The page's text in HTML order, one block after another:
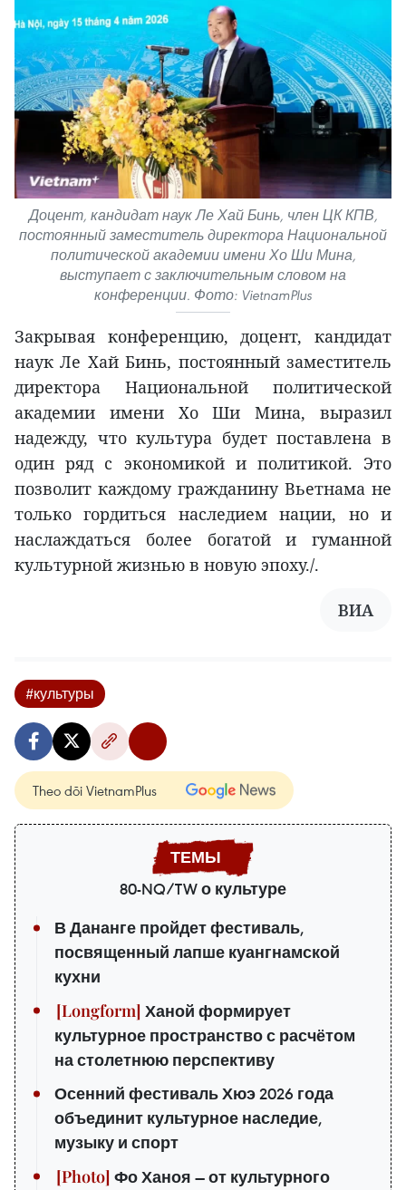
Доцент, кандидат наук Ле Хай Бинь, член ЦК КПВ,
постоянный заместитель директора Национальной
политической академии имени Хо Ши Мина,
выступает с заключительным словом на
конференции. Фото: VietnamPlus
Закрывая конференцию, доцент, кандидат
наук Ле Хай Бинь, постоянный заместитель
директора Национальной политической
академии имени Хо Ши Мина, выразил
надежду, что культура будет поставлена в
один ряд с экономикой и политикой. Это
позволит каждому гражданину Вьетнама не
только гордиться наследием нации, но и
наслаждаться более богатой и гуманной
культурной жизнью в новую эпоху./.
ВИА
#культуры
Theo dõi VietnamPlus
80-NQ/TW о культуре
В Дананге пройдет фестиваль,
посвященный лапше куангнамской
кухни
Ханой формирует
культурное пространство с расчётом
на столетнюю перспективу
Осенний фестиваль Хюэ 2026 года
объединит культурное наследие,
музыку и спорт
Фо Ханоя — от культурного